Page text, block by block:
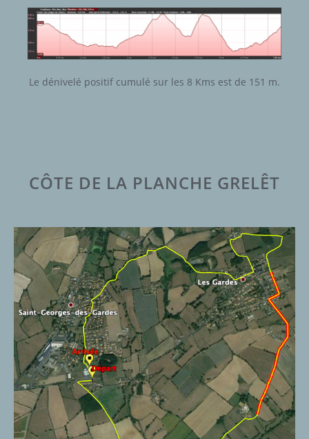
Le dénivelé positif cumulé sur les 8 Kms est de 151 m.
CÔTE DE LA PLANCHE GRELÊT